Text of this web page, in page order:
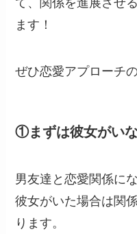
ます！
ぜひ恋愛アプローチ
①まずは彼女がい
男友達と恋愛関係に
彼女がいた場合は関
ります。